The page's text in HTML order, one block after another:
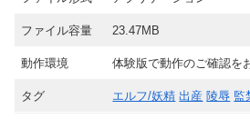
ファイル容量 23.47MB
動作環境 体験版で動作のご確認を
タグ エルフ/妖精 出産 陵辱 監